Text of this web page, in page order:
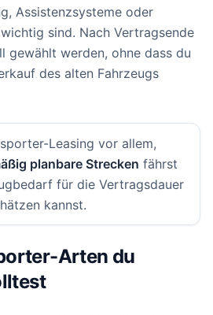
Assistenzsysteme oder
sind. Nach Vertragsende
gewählt werden, ohne dass du
des alten Fahrzeugs
Leasing vor allem,
planbare Strecken fährst
für die Vertragsdauer
kannst.
Arten du